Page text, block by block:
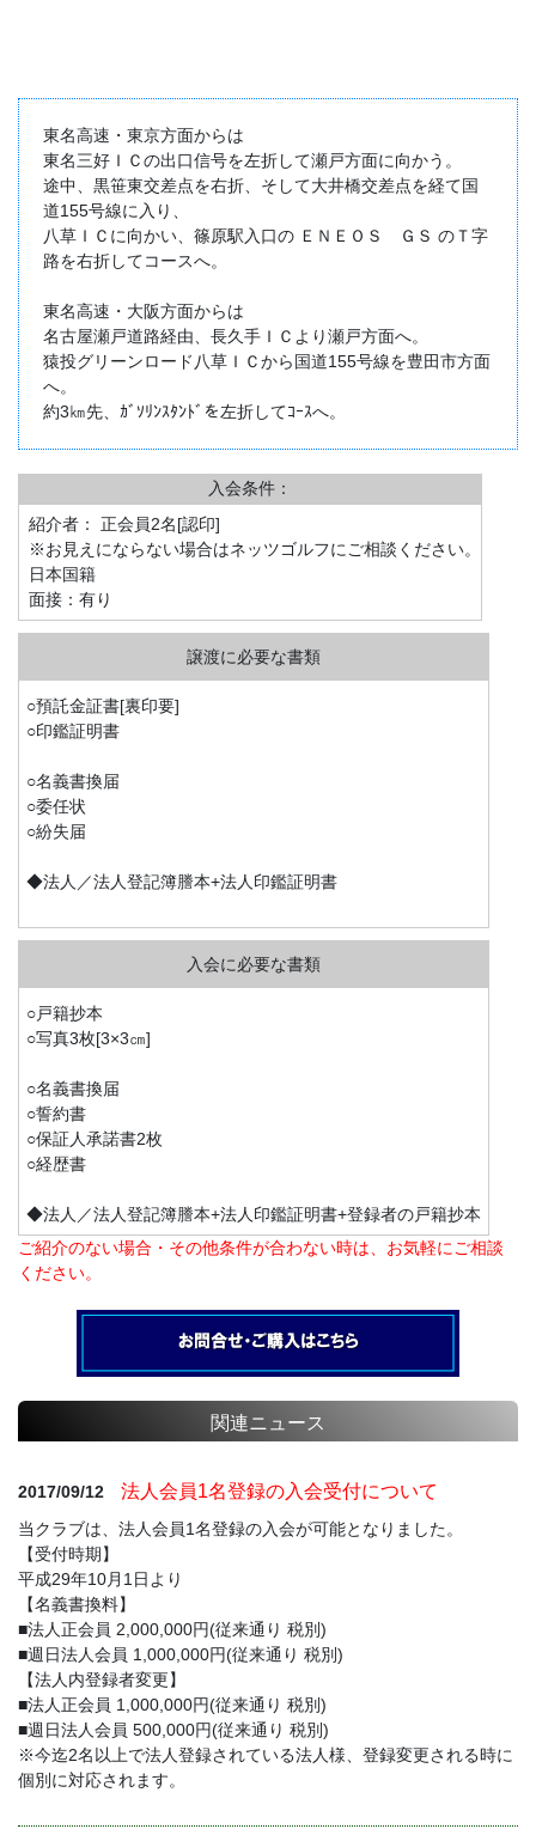
東名高速・東京方面からは
東名三好ＩＣの出口信号を左折して瀬戸方面に向かう。
途中、黒笹東交差点を右折、そして大井橋交差点を経て国
道155号線に入り、
八草ＩＣに向かい、篠原駅入口の ＥＮＥＯＳ ＧＳ のＴ字
路を右折してコースへ。
東名高速・大阪方面からは
名古屋瀬戸道路経由、長久手ＩＣより瀬戸方面へ。
猿投グリーンロード八草ＩＣから国道155号線を豊田市方面
へ。
約3㎞先、ｶﾞｿﾘﾝｽﾀﾝﾄﾞを左折してｺｰｽへ。
入会条件：
紹介者： 正会員2名[認印]
※お見えにならない場合はネッツゴルフにご相談ください。
日本国籍
面接：有り
○預託金証書[裏印要]
○印鑑証明書
○名義書換届
○委任状
○紛失届
◆法人／法人登記簿謄本+法人印鑑証明書
○戸籍抄本
○写真3枚[3×3㎝]
○名義書換届
○誓約書
○保証人承諾書2枚
○経歴書
◆法人／法人登記簿謄本+法人印鑑証明書+登録者の戸籍抄本
ご紹介のない場合・その他条件が合わない時は、お気軽にご相談
ください。
関連ニュース
2017/09/12 法人会員1名登録の入会受付について
当クラブは、法人会員1名登録の入会が可能となりました。
【受付時期】
平成29年10月1日より
【名義書換料】
■法人正会員 2,000,000円(従来通り 税別)
■週日法人会員 1,000,000円(従来通り 税別)
【法人内登録者変更】
■法人正会員 1,000,000円(従来通り 税別)
■週日法人会員 500,000円(従来通り 税別)
※今迄2名以上で法人登録されている法人様、登録変更される時に
個別に対応されます。